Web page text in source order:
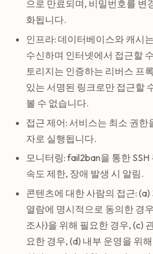
으로 만료되며, 비밀번호를 변
화됩니다.
인프라: 데이터베이스와 캐시
수신하며 인터넷에서 접근할
토리지는 인증하는 리버스 프
있는 서명된 링크로만 접근할
볼 수 없습니다.
접근 제어: 서비스는 최소 권한
자로 실행됩니다.
모니터링: fail2ban을 통한
속도 제한, 장애 발생 시 알림.
콘텐츠에 대한 사람의 접근:
열람에 명시적으로 동의한 경
조사)을 위해 필요한 경우, (c)
요한 경우, (d) 내부 운영을 위